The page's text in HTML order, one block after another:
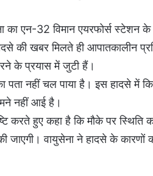
एन-32 विमान एयरफोर्स स्टेशन के
की खबर मिलते ही आपातकालीन
के प्रयास में जुटी हैं।
पता नहीं चल पाया है। इस हादसे में
नहीं आई है।
करते हुए कहा है कि मौके पर
जाएगी। वायुसेना ने हादसे के